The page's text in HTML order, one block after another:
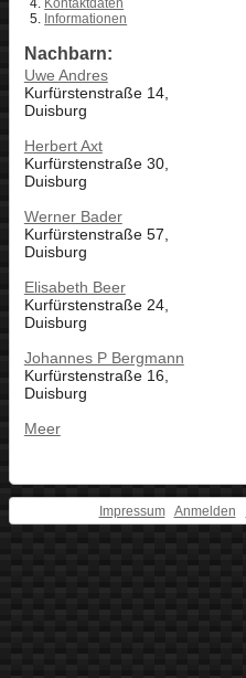
Kontaktdaten
Informationen
Nachbarn:
Uwe Andres
Kurfürstenstraße 14,
Duisburg
Herbert Axt
Kurfürstenstraße 30,
Duisburg
Werner Bader
Kurfürstenstraße 57,
Duisburg
Elisabeth Beer
Kurfürstenstraße 24,
Duisburg
Johannes P Bergmann
Kurfürstenstraße 16,
Duisburg
Meer
Impressum Anmelden